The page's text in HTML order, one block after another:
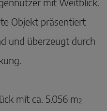
Objekt präsentiert
und überzeugt durch
mit ca. 5.056 m²